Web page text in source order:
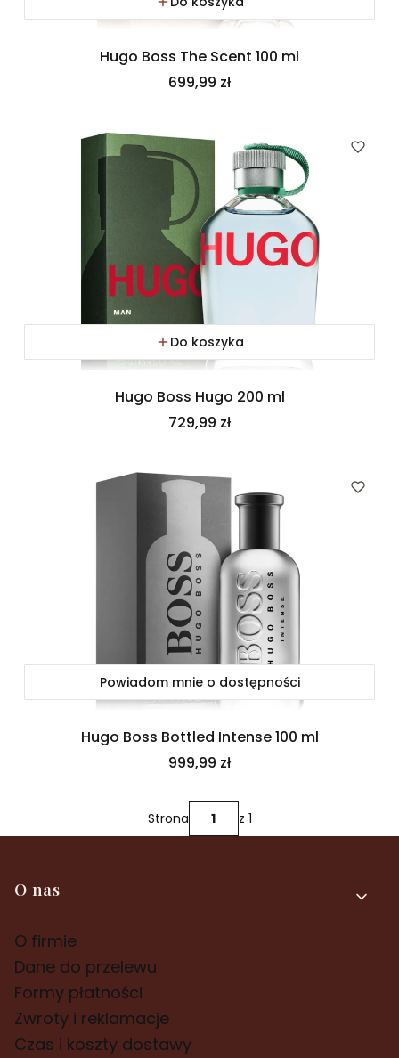
Hugo Boss The Scent 100 ml
Cena
699,99 zł
Do koszyka
Hugo Boss Hugo 200 ml
Cena
729,99 zł
Powiadom mnie o dostępności
Hugo Boss Bottled Intense 100 ml
Cena
999,99 zł
Strona z 1
Linki w stopce
O nas
O firmie
Dane do przelewu
Formy płatności
Zwroty i reklamacje
Czas i koszty dostawy